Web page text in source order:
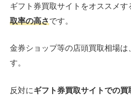
ギフト券買取サイトをオススメす
取率の高さです。
金券ショップ等の店頭買取相場は
す。
反対にギフト券買取サイトでの買